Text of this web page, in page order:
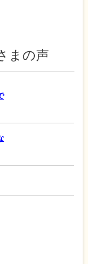
まの声